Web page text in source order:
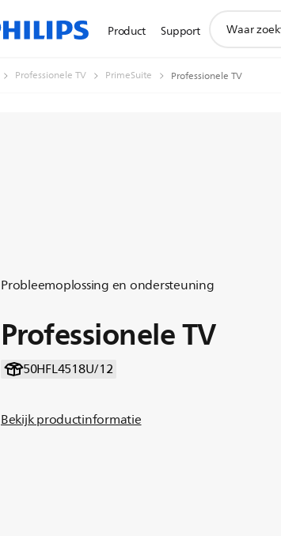
Product Support
zoeken
Professionele TV PrimeSuite Professionele TV
Probleemoplossing en ondersteuning
Professionele TV
50HFL4518U/12
Bekijk productinformatie